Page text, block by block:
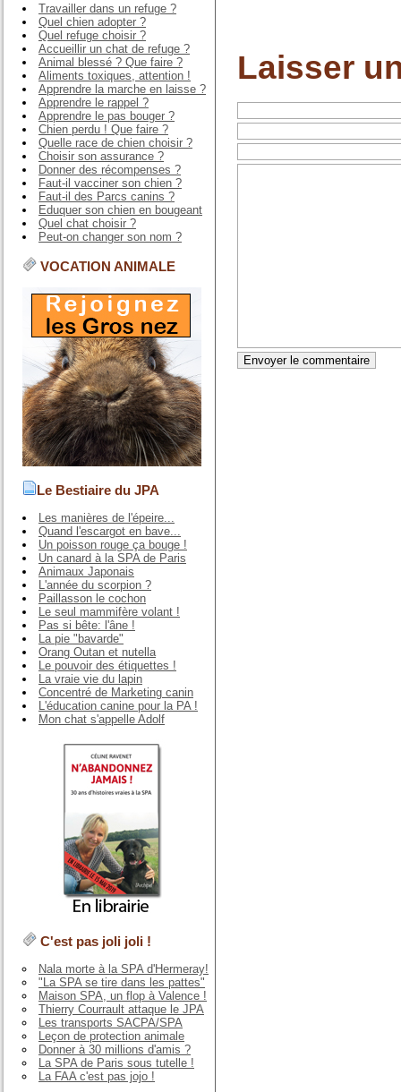
Travailler dans un refuge ?
Quel chien adopter ?
Quel refuge choisir ?
Accueillir un chat de refuge ?
Animal blessé ? Que faire ?
Aliments toxiques, attention !
Apprendre la marche en laisse ?
Apprendre le rappel ?
Apprendre le pas bouger ?
Chien perdu ! Que faire ?
Quelle race de chien choisir ?
Choisir son assurance ?
Donner des récompenses ?
Faut-il vacciner son chien ?
Faut-il des Parcs canins ?
Eduquer son chien en bougeant
Quel chat choisir ?
Peut-on changer son nom ?
VOCATION ANIMALE
Le Bestiaire du JPA
Les manières de l'épeire...
Quand l'escargot en bave...
Un poisson rouge ça bouge !
Un canard à la SPA de Paris
Animaux Japonais
L'année du scorpion ?
Paillasson le cochon
Le seul mammifère volant !
Pas si bête: l'âne !
La pie "bavarde"
Orang Outan et nutella
Le pouvoir des étiquettes !
La vraie vie du lapin
Concentré de Marketing canin
L'éducation canine pour la PA !
Mon chat s'appelle Adolf
C'est pas joli joli !
Nala morte à la SPA d'Hermeray!
"La SPA se tire dans les pattes"
Maison SPA, un flop à Valence !
Thierry Courrault attaque le JPA
Les transports SACPA/SPA
Leçon de protection animale
Donner à 30 millions d'amis ?
La SPA de Paris sous tutelle !
La FAA c'est pas jojo !
Laisser